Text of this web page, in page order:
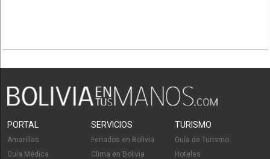
PORTAL
Amarillas
Guía Médica
SERVICIOS
Feriados en Bolivia
Clima en Bolivia
TURISMO
Guía de Turismo
Hoteles